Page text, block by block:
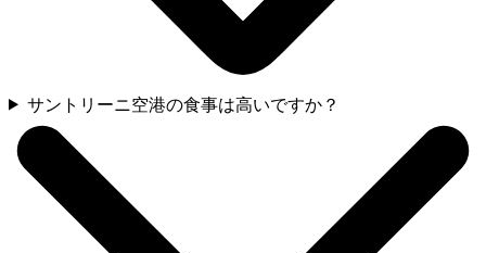
サントリーニ空港の食事は高いですか？